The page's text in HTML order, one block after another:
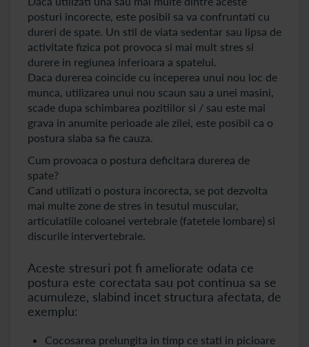
posturi incorecte, este posibil sa va confruntati cu
dureri de spate. Un stil de viata sedentar sau lipsa de
activitate fizica pot provoca si mai mult stres si
durere in regiunea inferioara a spatelui.
Daca durerea coincide cu inceperea unui nou loc de
munca, utilizarea unui nou scaun sau a unei masini,
scade dupa schimbarea pozitiilor si / sau este mai
grava in anumite perioade ale zilei, este posibil ca o
postura slaba sa fie cauza.
Cum provoaca o postura deficitara durerea de
spate?
Cand utilizati o postura incorecta, se pot dezvolta
mai multe zone de stres in tesutul muscular,
articulatiile coloanei vertebrale (fatetele lombare) si
discurile intervertebrale.
Aceste stresuri pot fi ameliorate odata ce
postura este corectata sau pot continua sa se
acumuleze, slabind incet structura afectata, de
exemplu:
Cocosarea prelungita in timp ce stati in picioare